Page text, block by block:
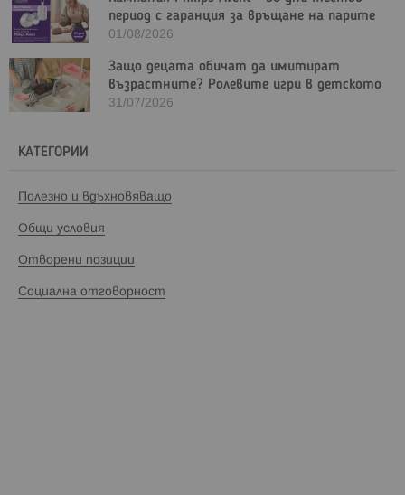
период с гаранция за връщане на парите
01/08/2026
Защо децата обичат да имитират
възрастните? Ролевите игри в детското
развитие
31/07/2026
КАТЕГОРИИ
Полезно и вдъхновяващо
Общи условия
Отворени позиции
Социална отговорност